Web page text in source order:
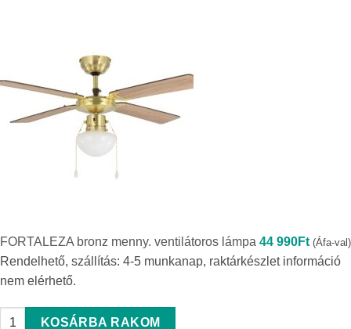
FORTALEZA bronz menny. ventilátoros lámpa 44 990Ft (Áfa-val)
Rendelhető, szállítás: 4-5 munkanap, raktárkészlet információ
nem elérhető.
FORTALEZA bronz menny. ventilátoros lámpa quantity
KOSÁRBA RAKOM